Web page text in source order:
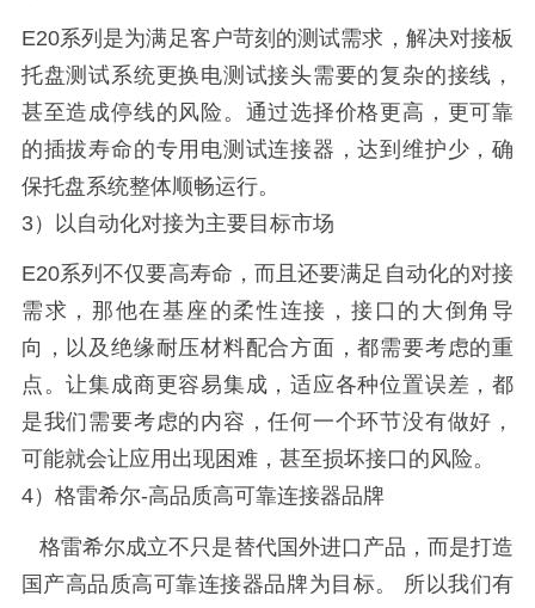
E20系列是为满足客户苛刻的测试需求，解决对接板
托盘测试系统更换电测试接头需要的复杂的接线，
甚至造成停线的风险。通过选择价格更高，更可靠
的插拔寿命的专用电测试连接器，达到维护少，确
保托盘系统整体顺畅运行。
3）以自动化对接为主要目标市场
E20系列不仅要高寿命，而且还要满足自动化的对接
需求，那他在基座的柔性连接，接口的大倒角导
向，以及绝缘耐压材料配合方面，都需要考虑的重
点。让集成商更容易集成，适应各种位置误差，都
是我们需要考虑的内容，任何一个环节没有做好，
可能就会让应用出现困难，甚至损坏接口的风险。
4）格雷希尔-高品质高可靠连接器品牌
格雷希尔成立不只是替代国外进口产品，而是打造
国产高品质高可靠连接器品牌为目标。 所以我们有